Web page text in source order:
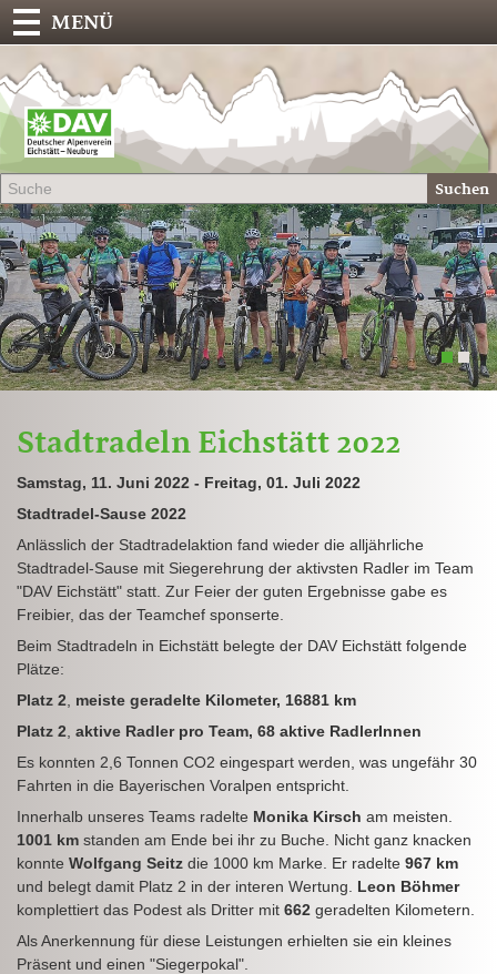
Suchen
MENÜ
1 2
Stadtradeln Eichstätt 2022
Samstag, 11. Juni 2022 - Freitag, 01. Juli 2022
Stadtradel-Sause 2022
Anlässlich der Stadtradelaktion fand wieder die alljährliche
Stadtradel-Sause mit Siegerehrung der aktivsten Radler im Team
"DAV Eichstätt" statt. Zur Feier der guten Ergebnisse gabe es
Freibier, das der Teamchef sponserte.
Beim Stadtradeln in Eichstätt belegte der DAV Eichstätt folgende
Plätze:
Platz 2
meiste geradelte Kilometer, 16881 km
Platz 2 aktive Radler pro Team, 68 aktive RadlerInnen
Es konnten 2,6 Tonnen CO2 eingespart werden, was ungefähr 30
Fahrten in die Bayerischen Voralpen entspricht.
Innerhalb unseres Teams radelte Monika Kirsch am meisten.
1001 km standen am Ende bei ihr zu Buche. Nicht ganz knacken
konnte Wolfgang Seitz die 1000 km Marke. Er radelte 967 km
und belegt damit Platz 2 in der interen Wertung. Leon Böhmer
komplettiert das Podest als Dritter mit 662 geradelten Kilometern.
Als Anerkennung für diese Leistungen erhielten sie ein kleines
Präsent und einen "Siegerpokal".